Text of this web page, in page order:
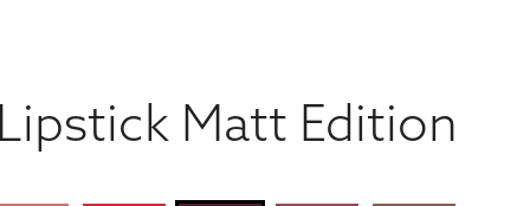
Dárky k nákupuMatt Edition